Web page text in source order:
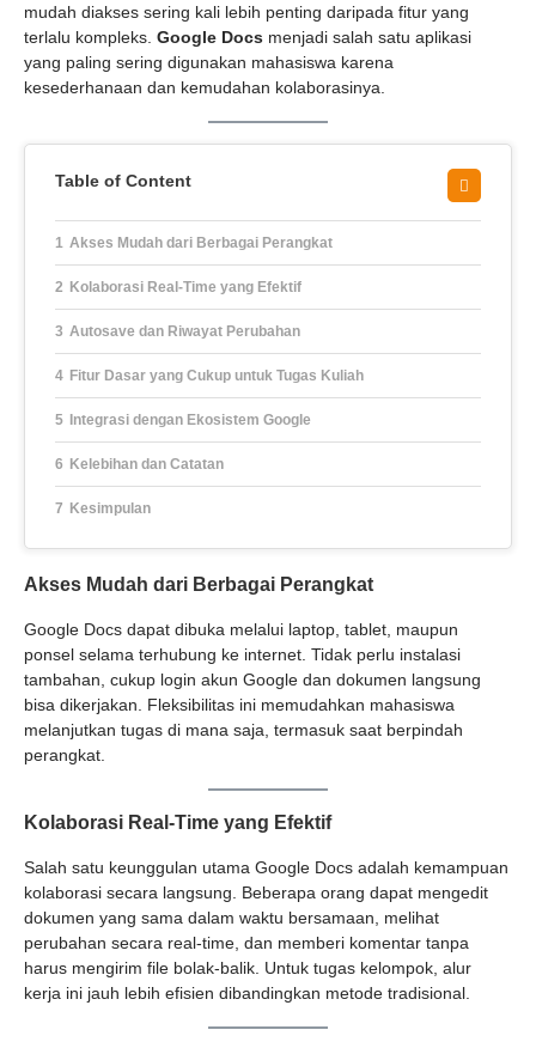
mudah diakses sering kali lebih penting daripada fitur yang
terlalu kompleks. Google Docs menjadi salah satu aplikasi
yang paling sering digunakan mahasiswa karena
kesederhanaan dan kemudahan kolaborasinya.
Table of Content
Akses Mudah dari Berbagai Perangkat
Kolaborasi Real-Time yang Efektif
Autosave dan Riwayat Perubahan
Fitur Dasar yang Cukup untuk Tugas Kuliah
Integrasi dengan Ekosistem Google
Kelebihan dan Catatan
Kesimpulan
Akses Mudah dari Berbagai Perangkat
Google Docs dapat dibuka melalui laptop, tablet, maupun
ponsel selama terhubung ke internet. Tidak perlu instalasi
tambahan, cukup login akun Google dan dokumen langsung
bisa dikerjakan. Fleksibilitas ini memudahkan mahasiswa
melanjutkan tugas di mana saja, termasuk saat berpindah
perangkat.
Kolaborasi Real-Time yang Efektif
Salah satu keunggulan utama Google Docs adalah kemampuan
kolaborasi secara langsung. Beberapa orang dapat mengedit
dokumen yang sama dalam waktu bersamaan, melihat
perubahan secara real-time, dan memberi komentar tanpa
harus mengirim file bolak-balik. Untuk tugas kelompok, alur
kerja ini jauh lebih efisien dibandingkan metode tradisional.